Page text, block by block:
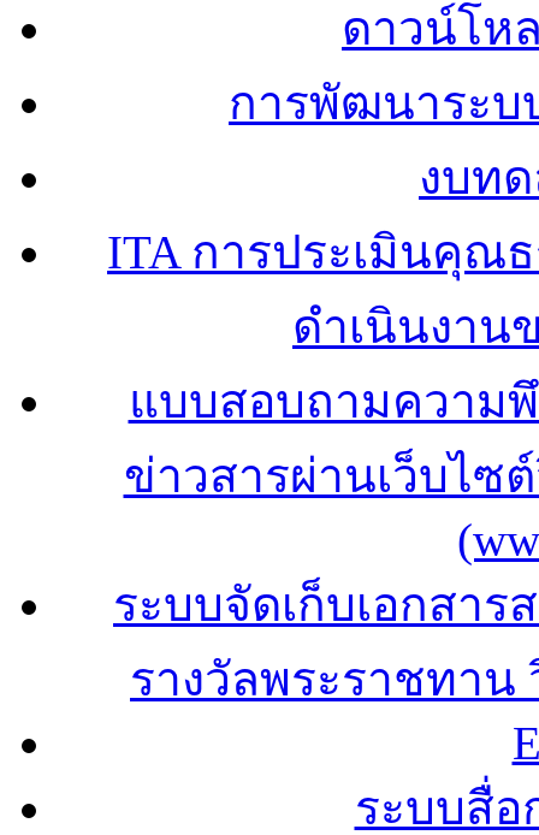
ดาวน์โห
การพัฒนาระ
งบท
ITA การประเมินคุณ
ดำเนินงาน
แบบสอบถามความ
ข่าวสารผ่านเว็บไซ
ระบบจัดเก็บเอกสา
รางวัลพระราชทา
ระบบสื่อ